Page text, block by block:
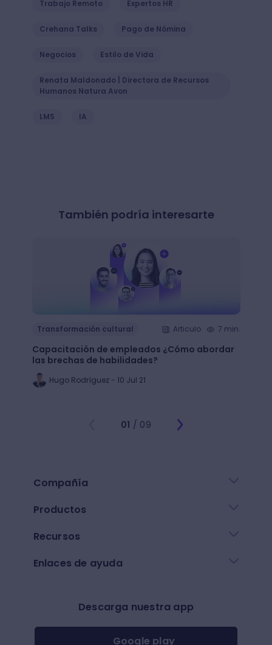
Trabajo Remoto Expertos HR
Crehana Talks Pago de Nómina
Negocios Estilo de Vida
Renata Maldonado | Directora de Recursos
Humanos Natura Avon
LMS IA
También podría interesarte
Transformación cultural Articulo 7 min.
Capacitación de empleados ¿Cómo abordar
las brechas de habilidades?
Hugo Rodríguez - 10 Jul 21
01 / 09
Compañía
Productos
Recursos
Enlaces de ayuda
Descarga nuestra app
Google play